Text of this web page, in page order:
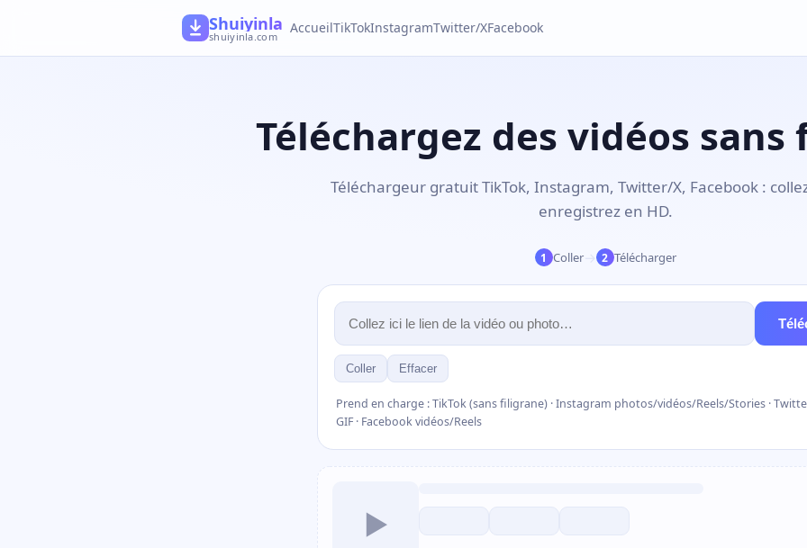
Shuiyinla
shuiyinla.com AccueilTikTokInstagramTwitter/XFacebook
Téléchargez des vidéos
Téléchargeur gratuit TikTok, Instagram, Twitter/X, Facebook :
enregistrez en HD.
1 Coller→ 2 Télécharger
Coller Effacer
Prend en charge : TikTok (sans filigrane) · Instagram photos/vidéos/Reels/Stories ·
GIF · Facebook vidéos/Reels
▶